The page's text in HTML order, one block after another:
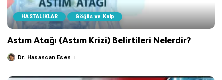
HASTALIKLAR Göğüs ve Kalp
Astım Atağı (Astım Krizi) Belirtileri Nelerdir?
PostedDr. Hasancan Esen